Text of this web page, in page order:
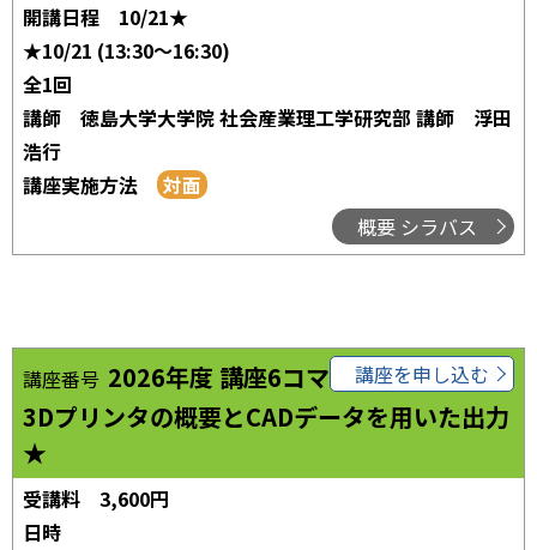
開講日程
10/21★
★10/21 (13:30～16:30)
全1回
講師
徳島大学大学院 社会産業理工学研究部 講師 浮田
浩行
講座実施方法
概要 シラバス
講座番号 2026年度 講座6コマ04
3Dプリンタの概要とCADデータを用いた出力
★
講座を申し込む
受講料
3,600円
日時